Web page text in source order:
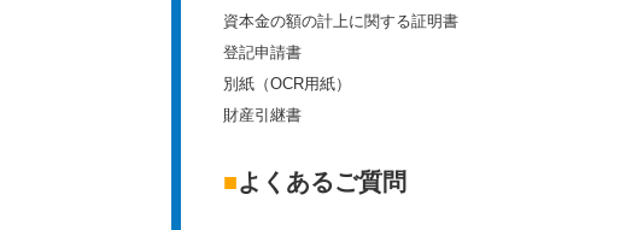
資本金の額の計上に関する証明書
登記申請書
別紙（OCR用紙）
財産引継書
■よくあるご質問